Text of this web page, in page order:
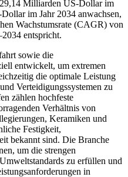
Milliarden US-Dollar im
im Jahr 2034 anwachsen,
Wachstumsrate (CAGR) von
entspricht.
sowie die
entwickelt, um extremen
die optimale Leistung
Verteidigungssystemen zu
zählen hochfeste
Verhältnis von
Keramiken und
Festigkeit,
bekannt sind. Die Branche
um die strengen
zu erfüllen und
in